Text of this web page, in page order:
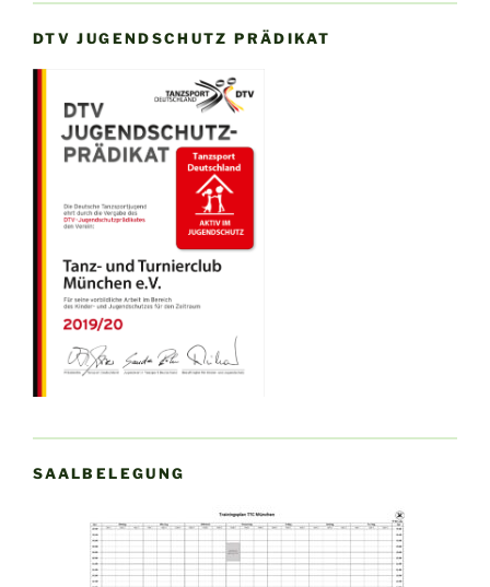
DTV JUGENDSCHUTZ PRÄDIKAT
SAALBELEGUNG